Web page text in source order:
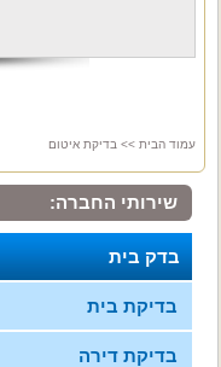
עמוד הבית >> בדיקת איטום
שירותי החברה:
בדק בית
בדיקת בית
בדיקת דירה